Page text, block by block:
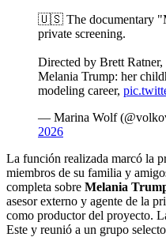
🇺🇸 The documentary
private screening.
Directed by Brett
Melania Trump: her
modeling career,
— Маrina Wolf
2026
La función realizada marcó la
miembros de su familia y
completa sobre Melania
asesor externo y agente de la
como productor del proyecto.
Este y reunió a un grupo